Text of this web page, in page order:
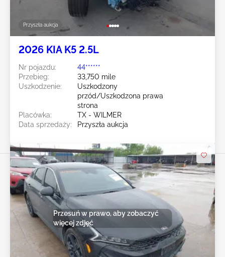
Przyszła aukcja
2026 KIA K5 2.5L
Nr pojazdu:
44******
Przebieg:
33,750 mile
Uszkodzenie:
Uszkodzony
przód/Uszkodzona prawa
strona
Placówka:
TX - WILMER
Data sprzedaży:
Przyszła aukcja
Przesuń w prawo, aby zobaczyć
więcej zdjęć